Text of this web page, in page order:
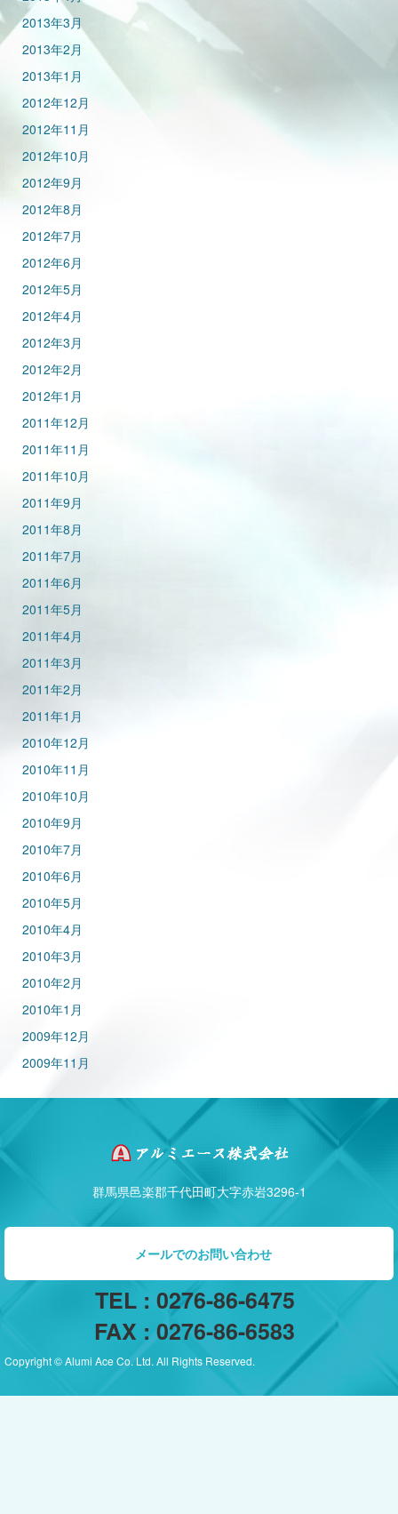
2013年3月
2013年2月
2013年1月
2012年12月
2012年11月
2012年10月
2012年9月
2012年8月
2012年7月
2012年6月
2012年5月
2012年4月
2012年3月
2012年2月
2012年1月
2011年12月
2011年11月
2011年10月
2011年9月
2011年8月
2011年7月
2011年6月
2011年5月
2011年4月
2011年3月
2011年2月
2011年1月
2010年12月
2010年11月
2010年10月
2010年9月
2010年7月
2010年6月
2010年5月
2010年4月
2010年3月
2010年2月
2010年1月
2009年12月
2009年11月
群馬県邑楽郡千代田町大字赤岩3296-1
メールでのお問い合わせ
TEL : 0276-86-6475
FAX : 0276-86-6583
Copyright © Alumi Ace Co. Ltd. All Rights Reserved.